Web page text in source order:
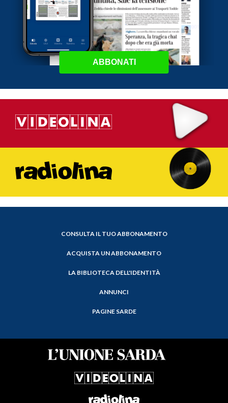
ABBONATI
CONSULTA IL TUO ABBONAMENTO
ACQUISTA UN ABBONAMENTO
LA BIBLIOTECA DELL'IDENTITÀ
ANNUNCI
PAGINE SARDE